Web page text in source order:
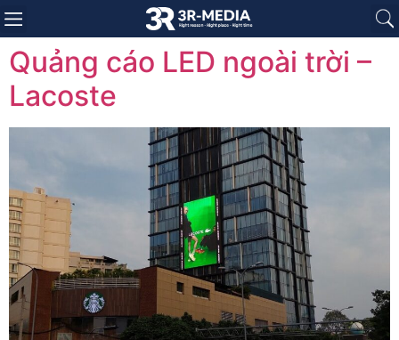
Quảng cáo LED ngoài trời –
Lacoste